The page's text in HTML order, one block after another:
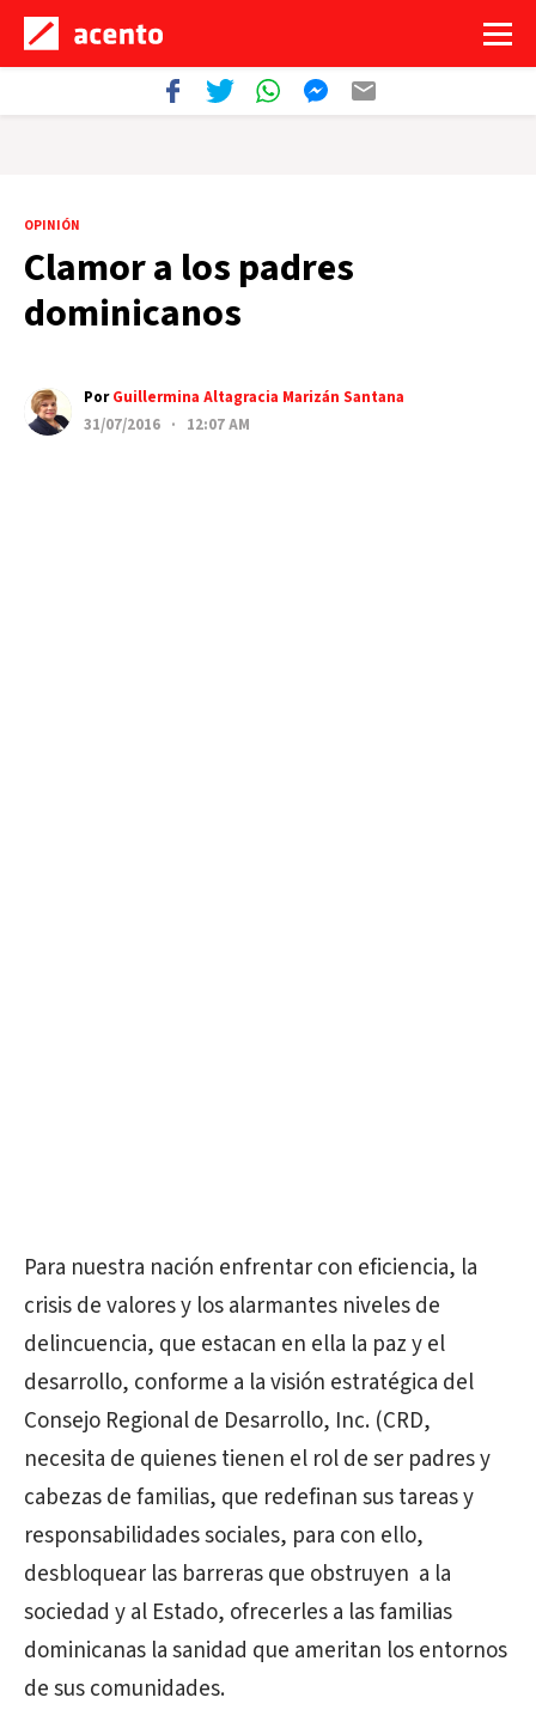
OPINIÓN
Clamor a los padres
dominicanos
PorGuillermina Altagracia Marizán Santana
31/07/2016 · 12:07 AM
Para nuestra nación enfrentar con eficiencia, la
crisis de valores y los alarmantes niveles de
delincuencia, que estacan en ella la paz y el
desarrollo, conforme a la visión estratégica del
Consejo Regional de Desarrollo, Inc. (CRD,
necesita de quienes tienen el rol de ser padres y
cabezas de familias, que redefinan sus tareas y
responsabilidades sociales, para con ello,
desbloquear las barreras que obstruyen a la
sociedad y al Estado, ofrecerles a las familias
dominicanas la sanidad que ameritan los entornos
de sus comunidades.